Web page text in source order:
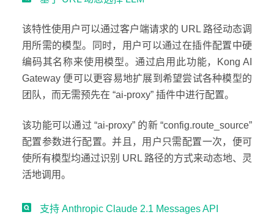
该特性使用户可以通过客户端请求的 URL 路径动态调
用所需的模型。同时，用户可以通过在插件配置中硬
编码其名称来使用模型。通过启用此功能，Kong AI
Gateway 便可以更容易地扩展到希望尝试各种模型的
团队，而无需预先在 “ai-proxy” 插件中进行配置。
该功能可以通过 “ai-proxy” 的新 “config.route_source”
配置参数进行配置。并且，用户只需配置一次，便可
使所有模型均通过识别 URL 路径的方式来动态地、灵
活地调用。
支持 Anthropic Claude 2.1 Messages API